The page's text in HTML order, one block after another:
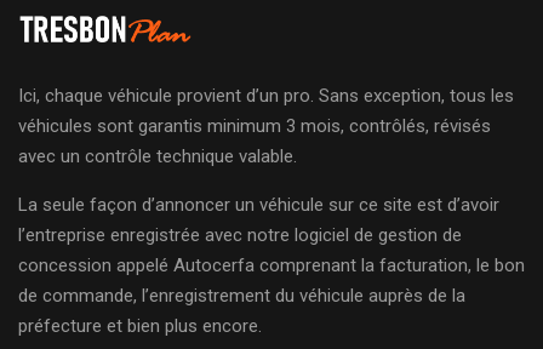
Ici, chaque véhicule provient d’un pro. Sans exception, tous les
véhicules sont garantis minimum 3 mois, contrôlés, révisés
avec un contrôle technique valable.
La seule façon d’annoncer un véhicule sur ce site est d’avoir
l’entreprise enregistrée avec notre logiciel de gestion de
concession appelé Autocerfa comprenant la facturation, le bon
de commande, l’enregistrement du véhicule auprès de la
préfecture et bien plus encore.